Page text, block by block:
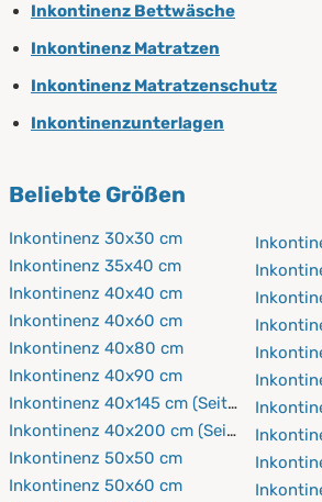
Inkontinenz Bettwäsche
Inkontinenz Matratzen
Inkontinenz Matratzenschutz
Inkontinenzunterlagen
Beliebte Größen
Inkontinenz 30x30 cm
Inkontinenz 35x40 cm
Inkontinenz 40x40 cm
Inkontinenz 40x60 cm
Inkontinenz 40x80 cm
Inkontinenz 40x90 cm
Inkontinenz 40x145 cm
Inkontinenz 40x200 cm
Inkontinenz 50x50 cm
Inkontinenz 50x60 cm